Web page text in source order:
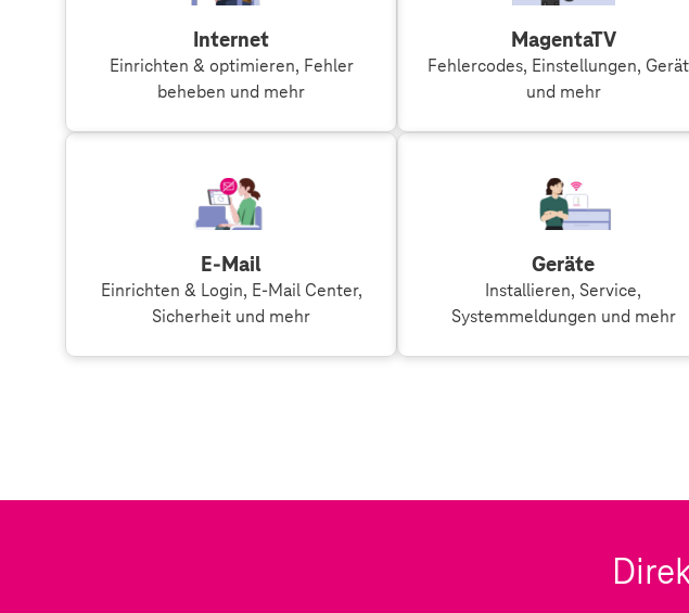
Internet
Einrichten & optimieren, Fehler
beheben und mehr
MagentaTV
Fehlercodes, Einstellungen,
und mehr
E-Mail
Einrichten & Login, E-Mail Center,
Sicherheit und mehr
Geräte
Installieren, Service,
Systemmeldungen und mehr